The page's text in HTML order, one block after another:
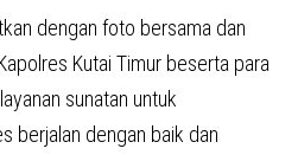
dengan foto bersama dan
Kutai Timur beserta para
sunatan untuk
berjalan dengan baik dan